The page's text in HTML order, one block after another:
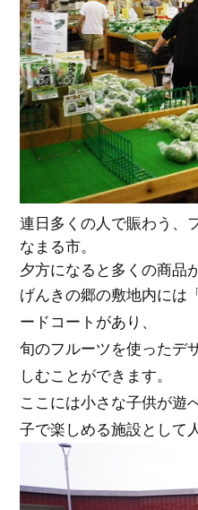
連日多くの人で賑わう、
なまる市。
夕方になると多くの商品
げんきの郷の敷地内には
ードコートがあり、
旬のフルーツを使ったデ
しむことができます。
ここには小さな子供が遊
子で楽しめる施設として